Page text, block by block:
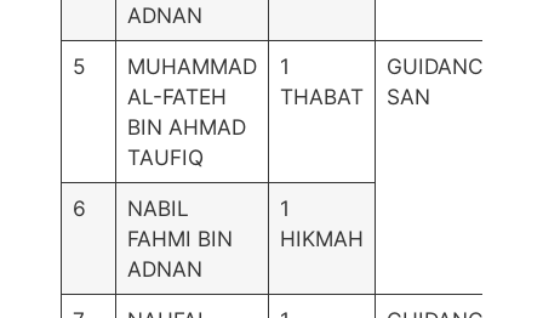
ADNAN
5
MUHAMMAD
AL-FATEH
BIN AHMAD
TAUFIQ
1
THABAT
GUIDANCE-
SAN
6
NABIL
FAHMI BIN
ADNAN
1
HIKMAH